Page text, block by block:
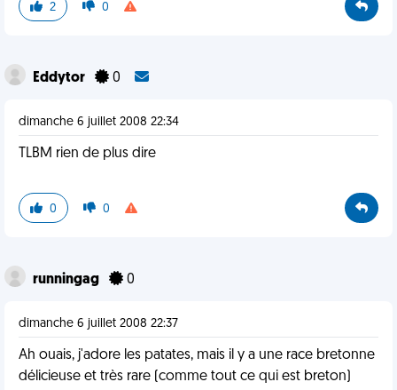
2 0
Eddytor 0
dimanche 6 juillet 2008 22:34
TLBM rien de plus dire
0 0
runningag 0
dimanche 6 juillet 2008 22:37
Ah ouais, j'adore les patates, mais il y a une race bretonne
délicieuse et très rare (comme tout ce qui est breton)